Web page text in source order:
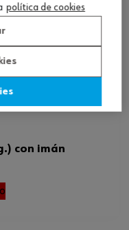
con imán
política de cookies